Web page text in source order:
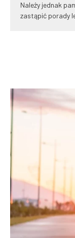
Należy jednak
zastąpić porady